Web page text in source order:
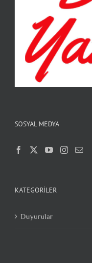
SOSYAL MEDYA
KATEGORILER
Duyurular